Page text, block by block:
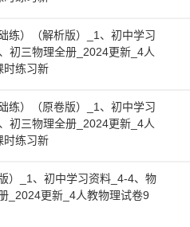
练）（解析版）_1、初中学习
初三物理全册_2024更新_4人
时练习新
练）（原卷版）_1、初中学习
初三物理全册_2024更新_4人
时练习新
）_1、初中学习资料_4-4、物
_2024更新_4人教物理试卷9